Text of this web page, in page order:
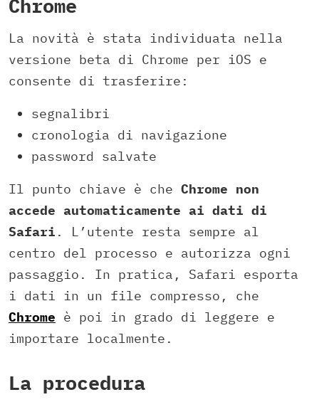
Chrome
La novità è stata individuata nella
versione beta di Chrome per iOS e
consente di trasferire:
segnalibri
cronologia di navigazione
password salvate
Il punto chiave è che Chrome non
accede automaticamente ai dati di
Safari . L’utente resta sempre al
centro del processo e autorizza ogni
passaggio. In pratica, Safari esporta
i dati in un file compresso, che
Chrome è poi in grado di leggere e
importare localmente.
La procedura